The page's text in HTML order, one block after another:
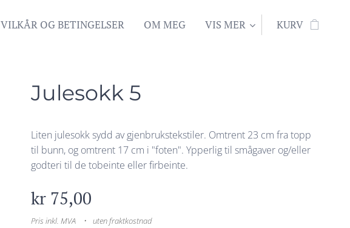
VILKÅR OG BETINGELSER OM MEG VIS MER KURV
Julesokk 5
Liten julesokk sydd av gjenbrukstekstiler. Omtrent 23 cm fra topp
til bunn, og omtrent 17 cm i "foten". Ypperlig til smågaver og/eller
godteri til de tobeinte eller firbeinte.
kr 75,00
Pris inkl. MVA uten fraktkostnad